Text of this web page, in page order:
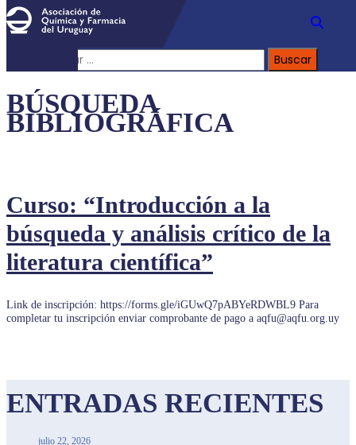
BÚSQUEDA
BIBLIOGRÁFICA
Curso: “Introducción a la
búsqueda y análisis crítico de la
literatura científica”
Link de inscripción: https://forms.gle/iGUwQ7pABYeRDWBL9 Para
completar tu inscripción enviar comprobante de pago a aqfu@aqfu.org.uy
ENTRADAS RECIENTES
julio 22, 2026